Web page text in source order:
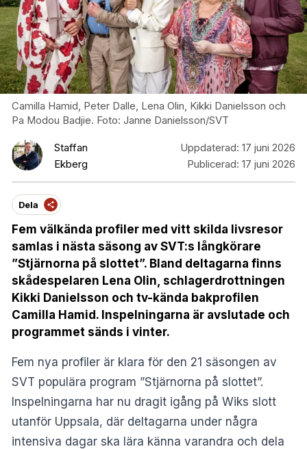
Camilla Hamid, Peter Dalle, Lena Olin, Kikki Danielsson och
Pa Modou Badjie. Foto: Janne Danielsson/SVT
Staffan
Ekberg
Uppdaterad: 17 juni 2026
Publicerad: 17 juni 2026
Dela
Fem välkända profiler med vitt skilda livsresor
samlas i nästa säsong av SVT:s långkörare
”Stjärnorna på slottet”. Bland deltagarna finns
skådespelaren Lena Olin, schlagerdrottningen
Kikki Danielsson och tv-kända bakprofilen
Camilla Hamid. Inspelningarna är avslutade och
programmet sänds i vinter.
Fem nya profiler är klara för den 21 säsongen av
SVT populära program ”Stjärnorna på slottet”.
Inspelningarna har nu dragit igång på Wiks slott
utanför Uppsala, där deltagarna under några
intensiva dagar ska lära känna varandra och dela